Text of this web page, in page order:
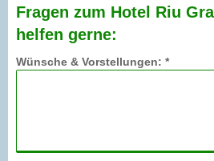
Fragen zum Hotel Riu
helfen gerne:
Wünsche & Vorstellungen: *